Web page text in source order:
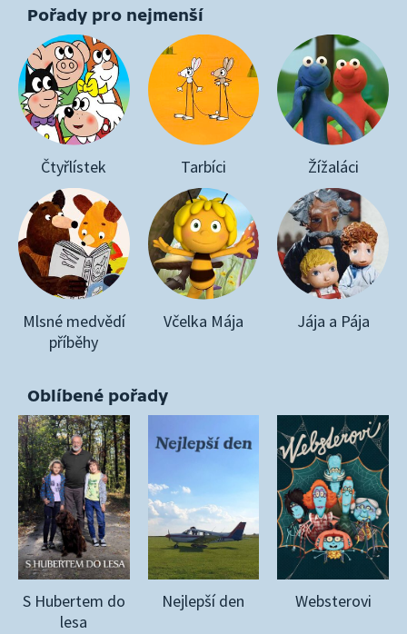
Pořady pro nejmenší
Čtyřlístek Tarbíci Žížaláci
Mlsné medvědí
příběhy
Včelka Mája Jája a Pája
Oblíbené pořady
S Hubertem do
lesa
Nejlepší den Websterovi